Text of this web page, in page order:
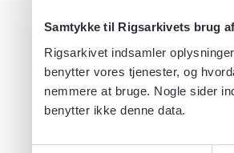
Samtykke til Rigsarkivets brug
Rigsarkivet indsamler
benytter vores tjenester, og
nemmere at bruge. Nogle sider
benytter ikke denne data.